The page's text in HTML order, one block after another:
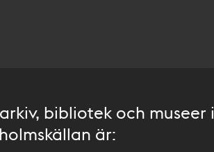
bibliotek och museer i
är: